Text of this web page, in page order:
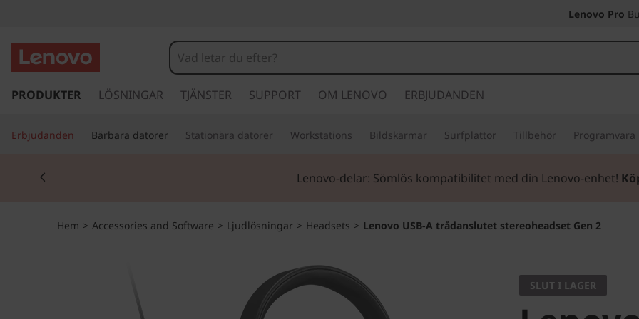
Lenovo Pro
o
a
PRODUKTER LÖSNINGAR TJÄNSTER SUPPORT OM LENOVO ERBJUDANDEN
Erbjudanden Bärbara datorer Stationära datorer Workstations Bildskärmar Surfplattor Tillbehör Programvara
Lenovo-delar: Sömlös kompatibilitet med din Lenovo-enhet!
Currently displaying item 2 of 3
Hem > Accessories and Software > Ljudlösningar > Headsets > Lenovo USB-A trådanslutet stereoheadset Gen 2
SLUT I LAGER